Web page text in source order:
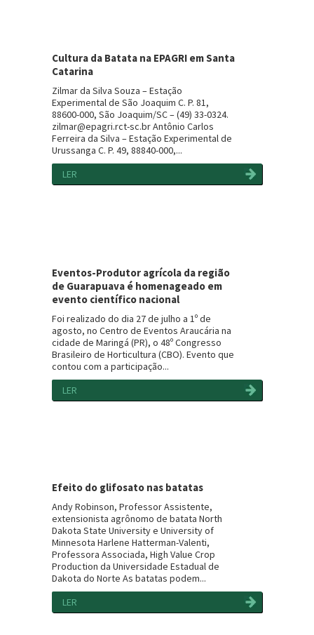
Cultura da Batata na EPAGRI em Santa
Catarina
Zilmar da Silva Souza – Estação
Experimental de São Joaquim C. P. 81,
88600-000, São Joaquim/SC – (49) 33-0324.
zilmar@epagri.rct-sc.br Antônio Carlos
Ferreira da Silva – Estação Experimental de
Urussanga C. P. 49, 88840-000,...
LER
Eventos-Produtor agrícola da região
de Guarapuava é homenageado em
evento científico nacional
Foi realizado do dia 27 de julho a 1º de
agosto, no Centro de Eventos Araucária na
cidade de Maringá (PR), o 48º Congresso
Brasileiro de Horticultura (CBO). Evento que
contou com a participação...
LER
Efeito do glifosato nas batatas
Andy Robinson, Professor Assistente,
extensionista agrônomo de batata North
Dakota State University e University of
Minnesota Harlene Hatterman-Valenti,
Professora Associada, High Value Crop
Production da Universidade Estadual de
Dakota do Norte As batatas podem...
LER